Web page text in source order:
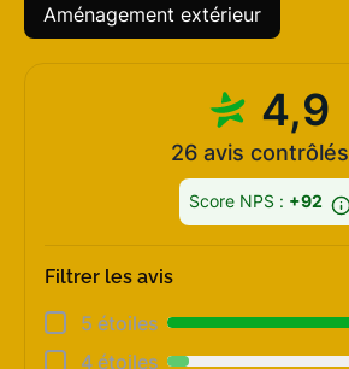
Aménagement extérieur
4,9
26 avis contrôlés
Score NPS : +92
Filtrer les avis
5 étoiles
4 étoiles